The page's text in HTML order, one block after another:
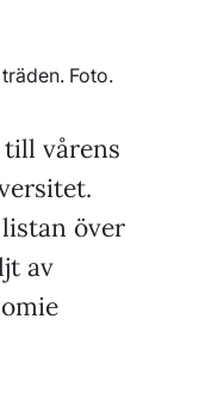
vårens
över
av